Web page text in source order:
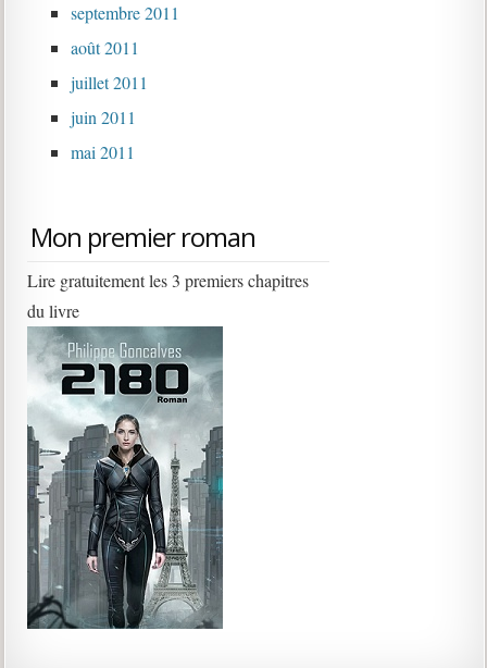
septembre 2011
août 2011
juillet 2011
juin 2011
mai 2011
Mon premier roman
Lire gratuitement les 3 premiers chapitres
du livre